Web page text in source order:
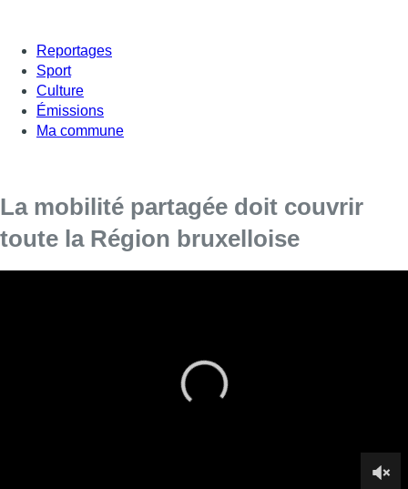
Reportages
Sport
Culture
Émissions
Ma commune
La mobilité partagée doit couvrir
toute la Région bruxelloise